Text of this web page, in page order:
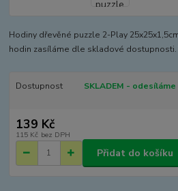
Hodiny dřevěné puzzle 2-Play
hodin zasíláme dle skladové dostupnosti.
Dostupnost SKLADEM - odesíláme
139 Kč
115 Kč bez DPH
Přidat do košíku